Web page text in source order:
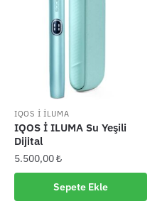
IQOS İ İLUMA
IQOS İ ILUMA Su Yeşili
Dijital
5.500,00₺
Sepete Ekle